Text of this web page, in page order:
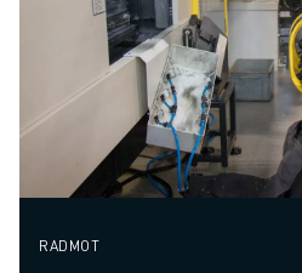
RADMOT